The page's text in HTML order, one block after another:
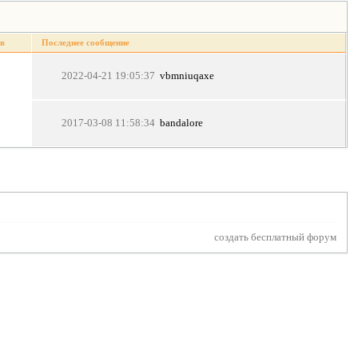
Последнее сообщение
2022-04-21 19:05:37 vbmniuqaxe
2017-03-08 11:58:34 bandalore
создать бесплатный форум